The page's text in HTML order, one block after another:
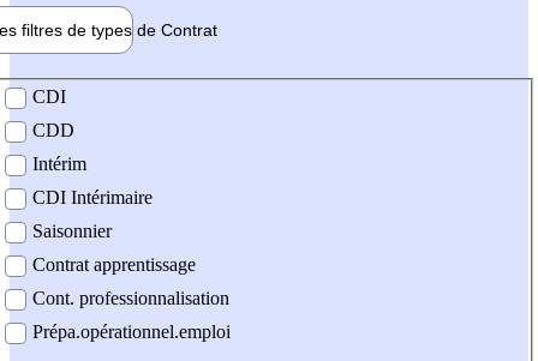
filtres de types de Contrat
contrat
CDI
CDD
Intérim
CDI Intérimaire
Saisonnier
Contrat apprentissage
Cont. professionnalisation
Prépa.opérationnel.emploi